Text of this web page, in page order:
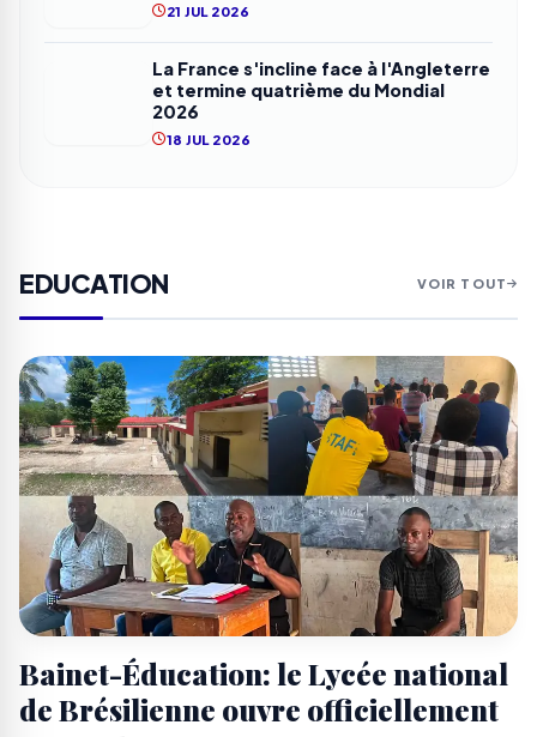
21 JUL 2026
La France s'incline face à l'Angleterre
et termine quatrième du Mondial
2026
18 JUL 2026
EDUCATION VOIR TOUT
Bainet-Éducation: le Lycée national
de Brésilienne ouvre officiellement